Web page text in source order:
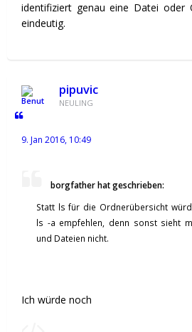
identifiziert genau eine Datei oder
eindeutig.
pipuvic
NEULING
9. Jan 2016, 10:49
borgfather hat geschrieben:
Statt ls für die Ordnerübersicht
ls -a empfehlen, denn sonst sieht
und Dateien nicht.
Ich würde noch